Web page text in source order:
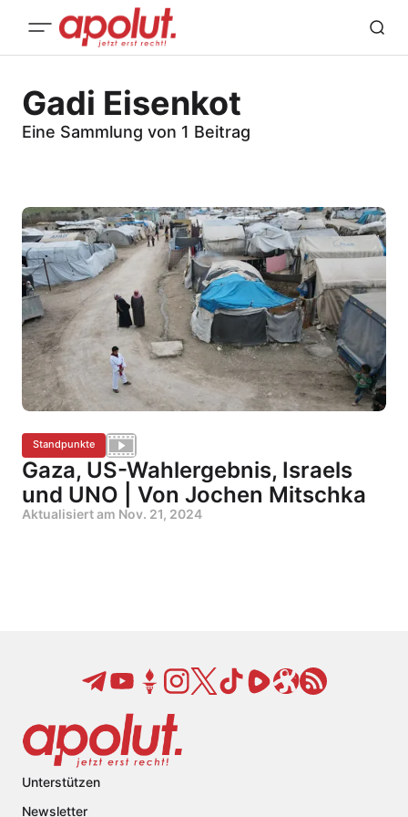
Gadi Eisenkot
Eine Sammlung von 1 Beitrag
Standpunkte
Gaza, US-Wahlergebnis, Israels
und UNO | Von Jochen Mitschka
Aktualisiert am Nov. 21, 2024
Unterstützen
Newsletter